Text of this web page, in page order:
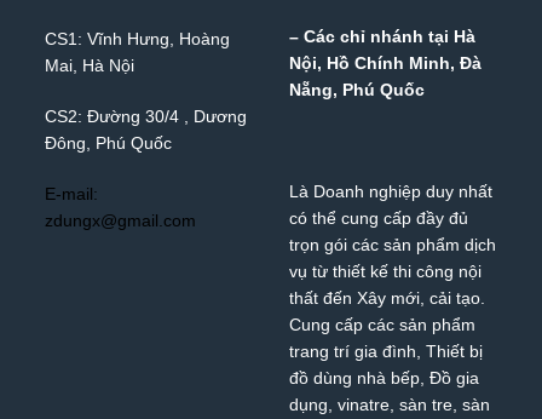
CS1: Vĩnh Hưng, Hoàng
Mai, Hà Nội
CS2: Đường 30/4 , Dương
Đông, Phú Quốc
E-mail:
zdungx@gmail.com
– Các chỉ nhánh tại Hà
Nội, Hồ Chính Minh, Đà
Nẵng, Phú Quốc
Là Doanh nghiệp duy nhất
có thể cung cấp đầy đủ
trọn gói các sản phẩm dịch
vụ từ thiết kế thi công nội
thất đến Xây mới, cải tạo.
Cung cấp các sản phẩm
trang trí gia đình, Thiết bị
đồ dùng nhà bếp, Đồ gia
dụng, vinatre sàn tre sàn